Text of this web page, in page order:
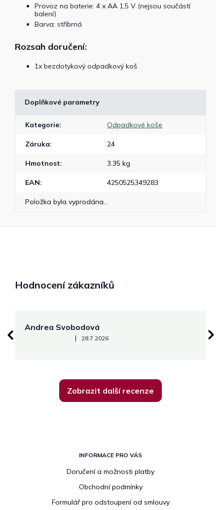
Provoz na baterie: 4 x AA 1,5 V (nejsou součástí
balení)
Barva: stříbrná
Rozsah doručení:
1x bezdotykový odpadkový koš
Doplňkové parametry
Kategorie: Odpadkové koše
Záruka: 24
Hmotnost: 3.35 kg
EAN: 4250525349283
Položka byla vyprodána…
Hodnocení zákazníků
Andrea Svobodová
Hodnocení obchodu je 5 z 5 hvězdiček.
| 28.7.2026
Zobrazit další recenze
INFORMACE PRO VÁS
Doručení a možnosti platby
Obchodní podmínky
Formulář pro odstoupení od smlouvy